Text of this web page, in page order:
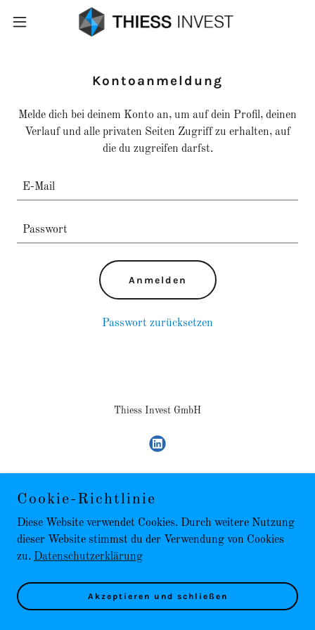
Kontoanmeldung
Melde dich bei deinem Konto an, um auf dein Profil, deinen
Verlauf und alle privaten Seiten Zugriff zu erhalten, auf
die du zugreifen darfst.
Anmelden
Passwort zurücksetzen
Thiess Invest GmbH
Impressum / Kontakt
Datenschutzbestimmungen
Press
Cookie-Richtlinie
Diese Website verwendet Cookies. Durch weitere Nutzung
dieser Website stimmst du der Verwendung von Cookies
zu. Datenschutzerklärung
Akzeptieren und schließen